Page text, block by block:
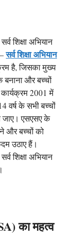
शिक्षा अभियान
सर्व शिक्षा अभियान
है, जिसका मुख्य
बनाना और बच्चों
कार्यक्रम 2001 में
वर्ष के सभी बच्चों
जाए। एसएसए के
और बच्चों को
उठाए हैं।
शिक्षा अभियान
का महत्व